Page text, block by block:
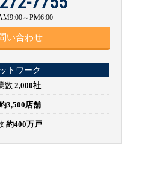
～PM6:00
い合わせ
トワーク
数 2,000社
3,500店舗
約400万戸